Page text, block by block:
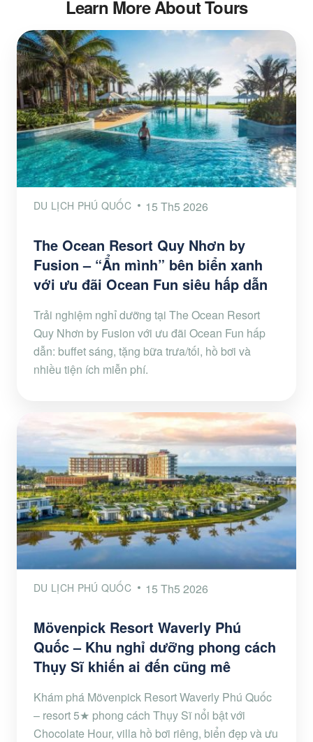
Learn More About Tours
DU LỊCH PHÚ QUỐC 15 Th5 2026
The Ocean Resort Quy Nhơn by
Fusion – “Ẩn mình” bên biển xanh
với ưu đãi Ocean Fun siêu hấp dẫn
Trải nghiệm nghỉ dưỡng tại The Ocean Resort
Quy Nhơn by Fusion với ưu đãi Ocean Fun hấp
dẫn: buffet sáng, tặng bữa trưa/tối, hồ bơi và
nhiều tiện ích miễn phí.
DU LỊCH PHÚ QUỐC 15 Th5 2026
Mövenpick Resort Waverly Phú
Quốc – Khu nghỉ dưỡng phong cách
Thụy Sĩ khiến ai đến cũng mê
Khám phá Mövenpick Resort Waverly Phú Quốc
– resort 5★ phong cách Thụy Sĩ nổi bật với
Chocolate Hour, villa hồ bơi riêng, biển đẹp và ưu